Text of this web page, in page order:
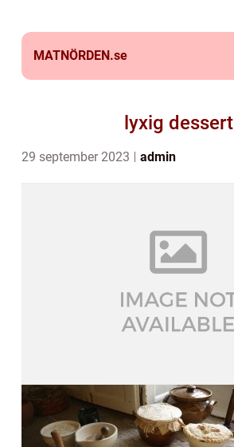
MATNÖRDEN.se
lyxig dessert
29 september 2023 admin